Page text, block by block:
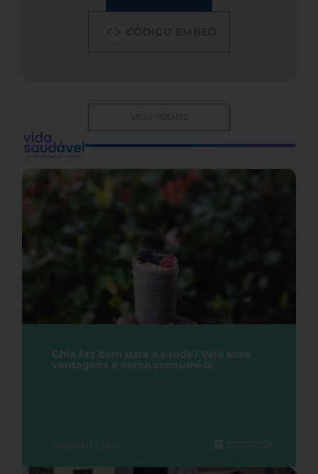
VEJA TODOS
Chia faz bem para a saúde? Veja suas
vantagens e como consumi-la
Alimentação 27/07/2026